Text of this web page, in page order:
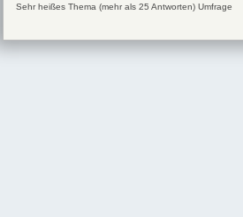
Sehr heißes Thema (mehr als 25 Antworten) Umfrage